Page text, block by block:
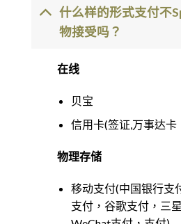
什么样的形式支付不
物接受吗？
在线
贝宝
信用卡(签证,万事达卡
物理存储
移动支付(中国银行支
支付，谷歌支付，三